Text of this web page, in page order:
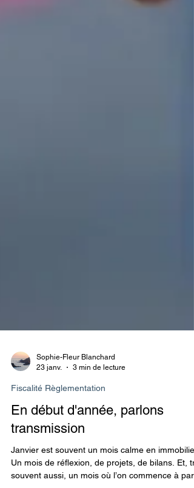
23 janv.
3 min de lecture
Fiscalité Règlementation
En début d'année, parlons
transmission